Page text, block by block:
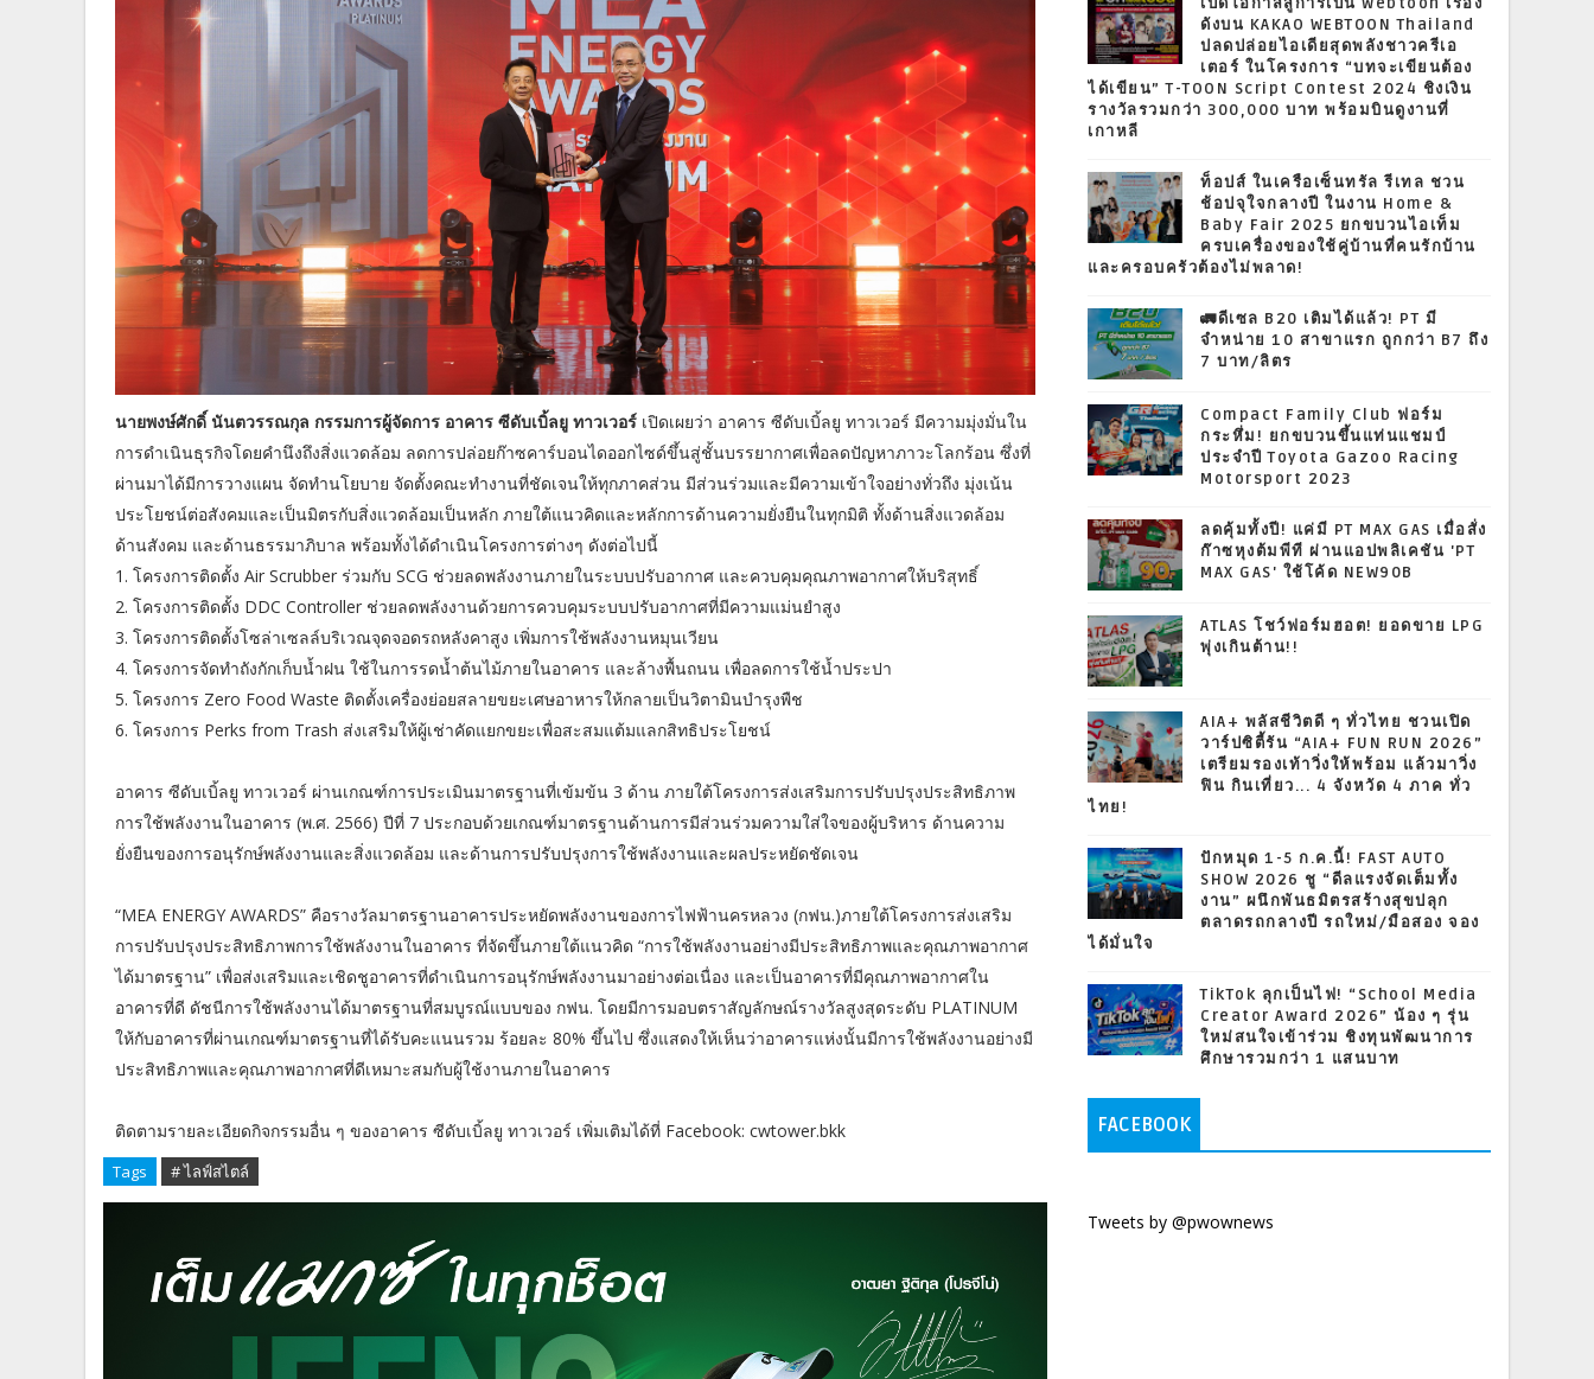
นายพงษ์ศักดิ์ นันตวรรณกุล กรรมการผู้จัดการ อาคาร ซีดับเบิ้ลยู ทาวเวอร์ เปิดเผยว่า อาคาร ซีดับเบิ้ลยู ทาวเวอร์ มีความมุ่งมั่นใน
การดำเนินธุรกิจโดยคำนึงถึงสิ่งแวดล้อม ลดการปล่อยก๊าซคาร์บอนไดออกไซด์ขึ้นสู่ชั้นบรรยากาศเพื่อลดปัญหาภาวะโลกร้อน ซึ่งที่
ผ่านมาได้มีการวางแผน จัดทำนโยบาย จัดตั้งคณะทำงานที่ชัดเจนให้ทุกภาคส่วน มีส่วนร่วมและมีความเข้าใจอย่างทั่วถึง มุ่งเน้น
ประโยชน์ต่อสังคมและเป็นมิตรกับสิ่งแวดล้อมเป็นหลัก ภายใต้แนวคิดและหลักการด้านความยั่งยืนในทุกมิติ ทั้งด้านสิ่งแวดล้อม
ด้านสังคม และด้านธรรมาภิบาล พร้อมทั้งได้ดำเนินโครงการต่างๆ ดังต่อไปนี้
1. โครงการติดตั้ง Air Scrubber ร่วมกับ SCG ช่วยลดพลังงานภายในระบบปรับอากาศ และควบคุมคุณภาพอากาศให้บริสุทธิ์
2. โครงการติดตั้ง DDC Controller ช่วยลดพลังงานด้วยการควบคุมระบบปรับอากาศที่มีความแม่นยำสูง
3. โครงการติดตั้งโซล่าเซลล์บริเวณจุดจอดรถหลังคาสูง เพิ่มการใช้พลังงานหมุนเวียน
4. โครงการจัดทำถังกักเก็บน้ำฝน ใช้ในการรดน้ำต้นไม้ภายในอาคาร และล้างพื้นถนน เพื่อลดการใช้น้ำประปา
5. โครงการ Zero Food Waste ติดตั้งเครื่องย่อยสลายขยะเศษอาหารให้กลายเป็นวิตามินบำรุงพืช
6. โครงการ Perks from Trash ส่งเสริมให้ผู้เช่าคัดแยกขยะเพื่อสะสมแต้มแลกสิทธิประโยชน์
อาคาร ซีดับเบิ้ลยู ทาวเวอร์ ผ่านเกณฑ์การประเมินมาตรฐานที่เข้มข้น 3 ด้าน ภายใต้โครงการส่งเสริมการปรับปรุงประสิทธิภาพ
การใช้พลังงานในอาคาร (พ.ศ. 2566) ปีที่ 7 ประกอบด้วยเกณฑ์มาตรฐานด้านการมีส่วนร่วมความใส่ใจของผู้บริหาร ด้านความ
ยั่งยืนของการอนุรักษ์พลังงานและสิ่งแวดล้อม และด้านการปรับปรุงการใช้พลังงานและผลประหยัดชัดเจน
“MEA ENERGY AWARDS” คือรางวัลมาตรฐานอาคารประหยัดพลังงานของการไฟฟ้านครหลวง (กฟน.)ภายใต้โครงการส่งเสริม
การปรับปรุงประสิทธิภาพการใช้พลังงานในอาคาร ที่จัดขึ้นภายใต้แนวคิด “การใช้พลังงานอย่างมีประสิทธิภาพและคุณภาพอากาศ
ได้มาตรฐาน” เพื่อส่งเสริมและเชิดชูอาคารที่ดำเนินการอนุรักษ์พลังงานมาอย่างต่อเนื่อง และเป็นอาคารที่มีคุณภาพอากาศใน
อาคารที่ดี ดัชนีการใช้พลังงานได้มาตรฐานที่สมบูรณ์แบบของ กฟน. โดยมีการมอบตราสัญลักษณ์รางวัลสูงสุดระดับ PLATINUM
ให้กับอาคารที่ผ่านเกณฑ์มาตรฐานที่ได้รับคะแนนรวม ร้อยละ 80% ขึ้นไป ซึ่งแสดงให้เห็นว่าอาคารแห่งนั้นมีการใช้พลังงานอย่างมี
ประสิทธิภาพและคุณภาพอากาศที่ดีเหมาะสมกับผู้ใช้งานภายในอาคาร
ติดตามรายละเอียดกิจกรรมอื่น ๆ ของอาคาร ซีดับเบิ้ลยู ทาวเวอร์ เพิ่มเติมได้ที่ Facebook: cwtower.bkk
Tags # ไลฟ์สไตล์
เปิดโอกาสสู่การเป็น Webtoon เรื่อง
ดังบน KAKAO WEBTOON Thailand
ปลดปล่อยไอเดียสุดพลังชาวครีเอ
เตอร์ ในโครงการ “บทจะเขียนต้อง
ได้เขียน” T-TOON Script Contest 2024 ชิงเงิน
รางวัลรวมกว่า 300,000 บาท พร้อมบินดูงานที่
เกาหลี
ท็อปส์ ในเครือเซ็นทรัล รีเทล ชวน
ช้อปจุใจกลางปี ในงาน Home &
Baby Fair 2025 ยกขบวนไอเท็ม
ครบเครื่องของใช้คู่บ้านที่คนรักบ้าน
และครอบครัวต้องไม่พลาด!
🚛ดีเซล B20 เติมได้แล้ว! PT มี
จำหน่าย 10 สาขาแรก ถูกกว่า B7 ถึง
7 บาท/ลิตร
Compact Family Club ฟอร์ม
กระหึ่ม! ยกขบวนขึ้นแท่นแชมป์
ประจำปี Toyota Gazoo Racing
Motorsport 2023
ลดคุ้มทั้งปี! แค่มี PT MAX GAS เมื่อสั่ง
ก๊าซหุงต้มพีที ผ่านแอปพลิเคชัน 'PT
MAX GAS' ใช้โค้ด NEW90B
ATLAS โชว์ฟอร์มฮอต! ยอดขาย LPG
พุ่งเกินต้าน!!
AIA+ พลัสชีวิตดี ๆ ทั่วไทย ชวนเปิด
วาร์ปซิตี้รัน “AIA+ FUN RUN 2026”
เตรียมรองเท้าวิ่งให้พร้อม แล้วมาวิ่ง
ฟิน กินเที่ยว... 4 จังหวัด 4 ภาค ทั่ว
ไทย!
ปักหมุด 1-5 ก.ค.นี้! FAST AUTO
SHOW 2026 ชู “ดีลแรงจัดเต็มทั้ง
งาน” ผนึกพันธมิตรสร้างสุขปลุก
ตลาดรถกลางปี รถใหม่/มือสอง จอง
ได้มั่นใจ
TikTok ลุกเป็นไฟ! “School Media
Creator Award 2026” น้อง ๆ รุ่น
ใหม่สนใจเข้าร่วม ชิงทุนพัฒนาการ
ศึกษารวมกว่า 1 แสนบาท
FACEBOOK
Tweets by @pwownews